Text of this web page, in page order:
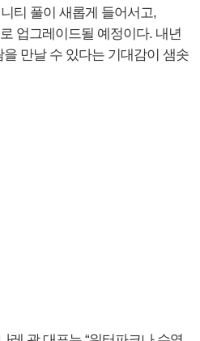
티 풀이 새롭게 들어서고,
업그레이드될 예정이다. 내년
만날 수 있다는 기대감이 샘솟